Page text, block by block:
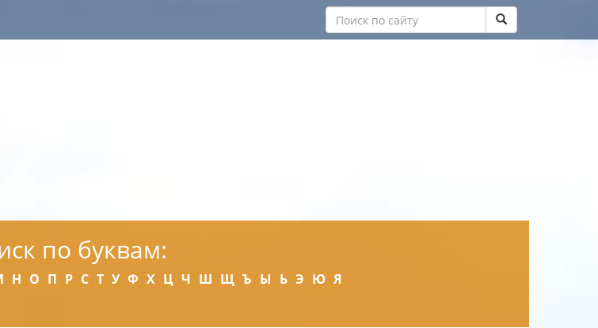
по буквам:
Н О П Р С Т У Ф Х Ц Ч Ш Щ Ъ Ы Ь Э Ю Я